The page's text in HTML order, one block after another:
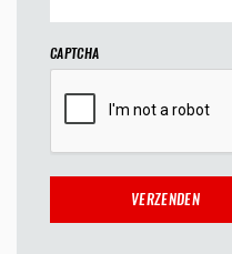
CAPTCHA